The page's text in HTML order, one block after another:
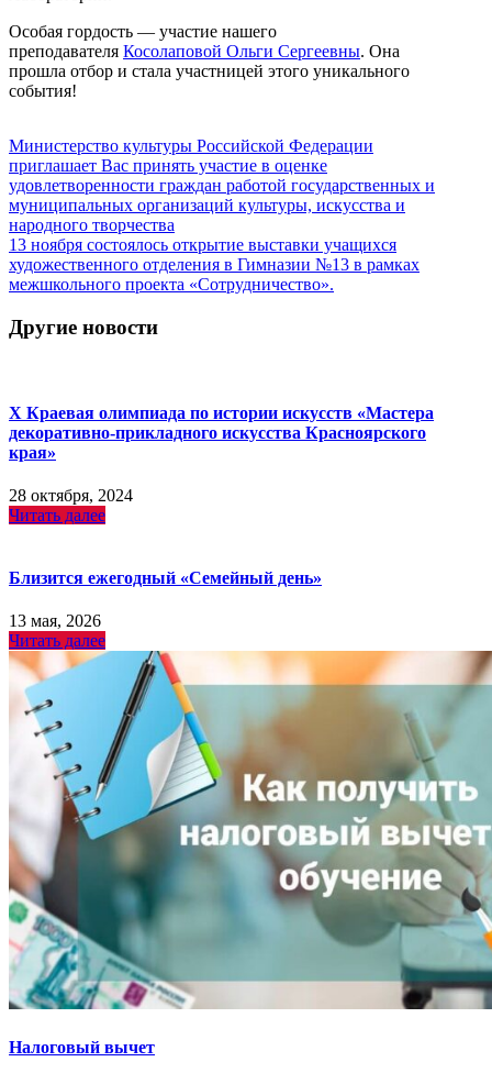
Особая гордость — участие нашего
преподавателя Косолаповой Ольги Сергеевны. Она
прошла отбор и стала участницей этого уникального
события!
Навигация
по
записям
Министерство культуры Российской Федерации
приглашает Вас принять участие в оценке
удовлетворенности граждан работой государственных и
муниципальных организаций культуры, искусства и
народного творчества
13 ноября состоялось открытие выставки учащихся
художественного отделения в Гимназии №13 в рамках
межшкольного проекта «Сотрудничество».
Другие новости
X Краевая олимпиада по истории искусств «Мастера
декоративно-прикладного искусства Красноярского
края»
28 октября, 2024
Читать далее
Близится ежегодный «Семейный день»
13 мая, 2026
Читать далее
Налоговый вычет